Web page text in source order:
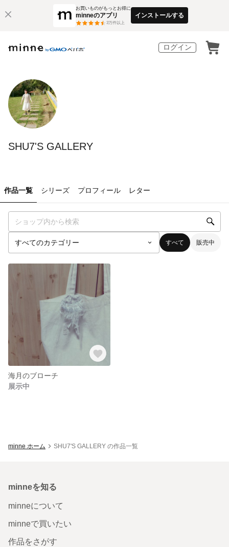
お買いものがもっとお得に
minneのアプリ
3万件以上
インストールする
ログイン
SHU7'S GALLERY
作品一覧 シリーズ プロフィール レター
すべて 販売中
海月のブローチ
展示中
minne ホーム SHU7'S GALLERY の作品一覧
minneを知る
minneについて
minneで買いたい
作品をさがす